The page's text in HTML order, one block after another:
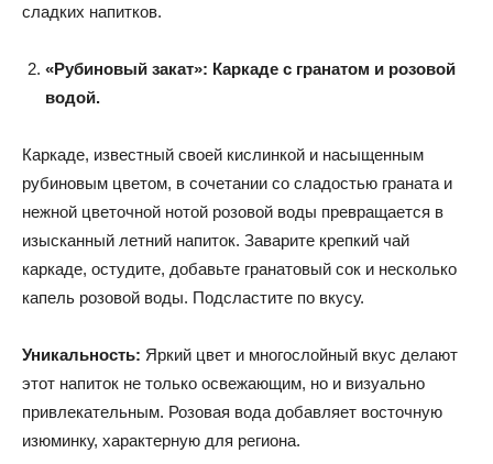
сладких напитков.
«Рубиновый закат»: Каркаде с гранатом и розовой
водой.
Каркаде, известный своей кислинкой и насыщенным
рубиновым цветом, в сочетании со сладостью граната и
нежной цветочной нотой розовой воды превращается в
изысканный летний напиток. Заварите крепкий чай
каркаде, остудите, добавьте гранатовый сок и несколько
капель розовой воды. Подсластите по вкусу.
Уникальность: Яркий цвет и многослойный вкус делают
этот напиток не только освежающим, но и визуально
привлекательным. Розовая вода добавляет восточную
изюминку, характерную для региона.